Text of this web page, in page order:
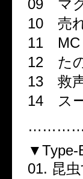
09 マ
10 売
11 MC
12 た
13 救
14 ス
▼Type-
01. 昆